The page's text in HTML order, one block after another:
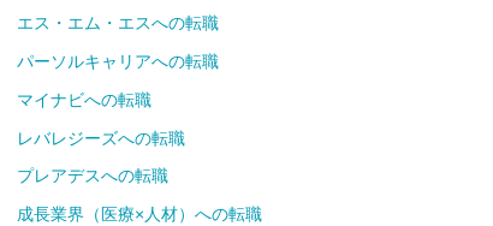
エス・エム・エスへの転職
パーソルキャリアへの転職
マイナビへの転職
レバレジーズへの転職
プレアデスへの転職
成長業界（医療×人材）への転職